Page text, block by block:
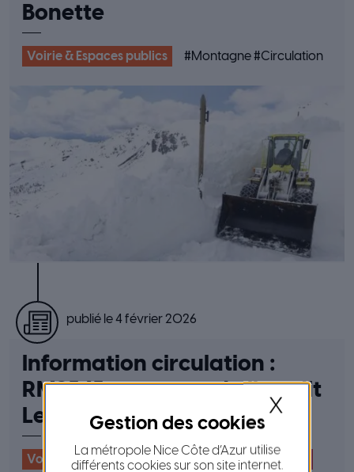
Bonette
Voirie & Espaces publics #Montagne#Circulation
publié le 4 février 2026
Information circulation :
RM2565 en amont du lieu-dit
Le Suquet
Voirie & Espaces publics Transports & Mobilité
X
La métropole Nice Côte d’Azur utilise
différents cookies sur son site internet.